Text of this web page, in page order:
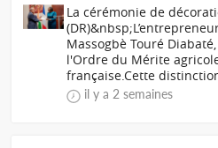
La cérémonie de
Massogbè Touré
l'Ordre du Mérite
française.Cette
il y a 2 semaines